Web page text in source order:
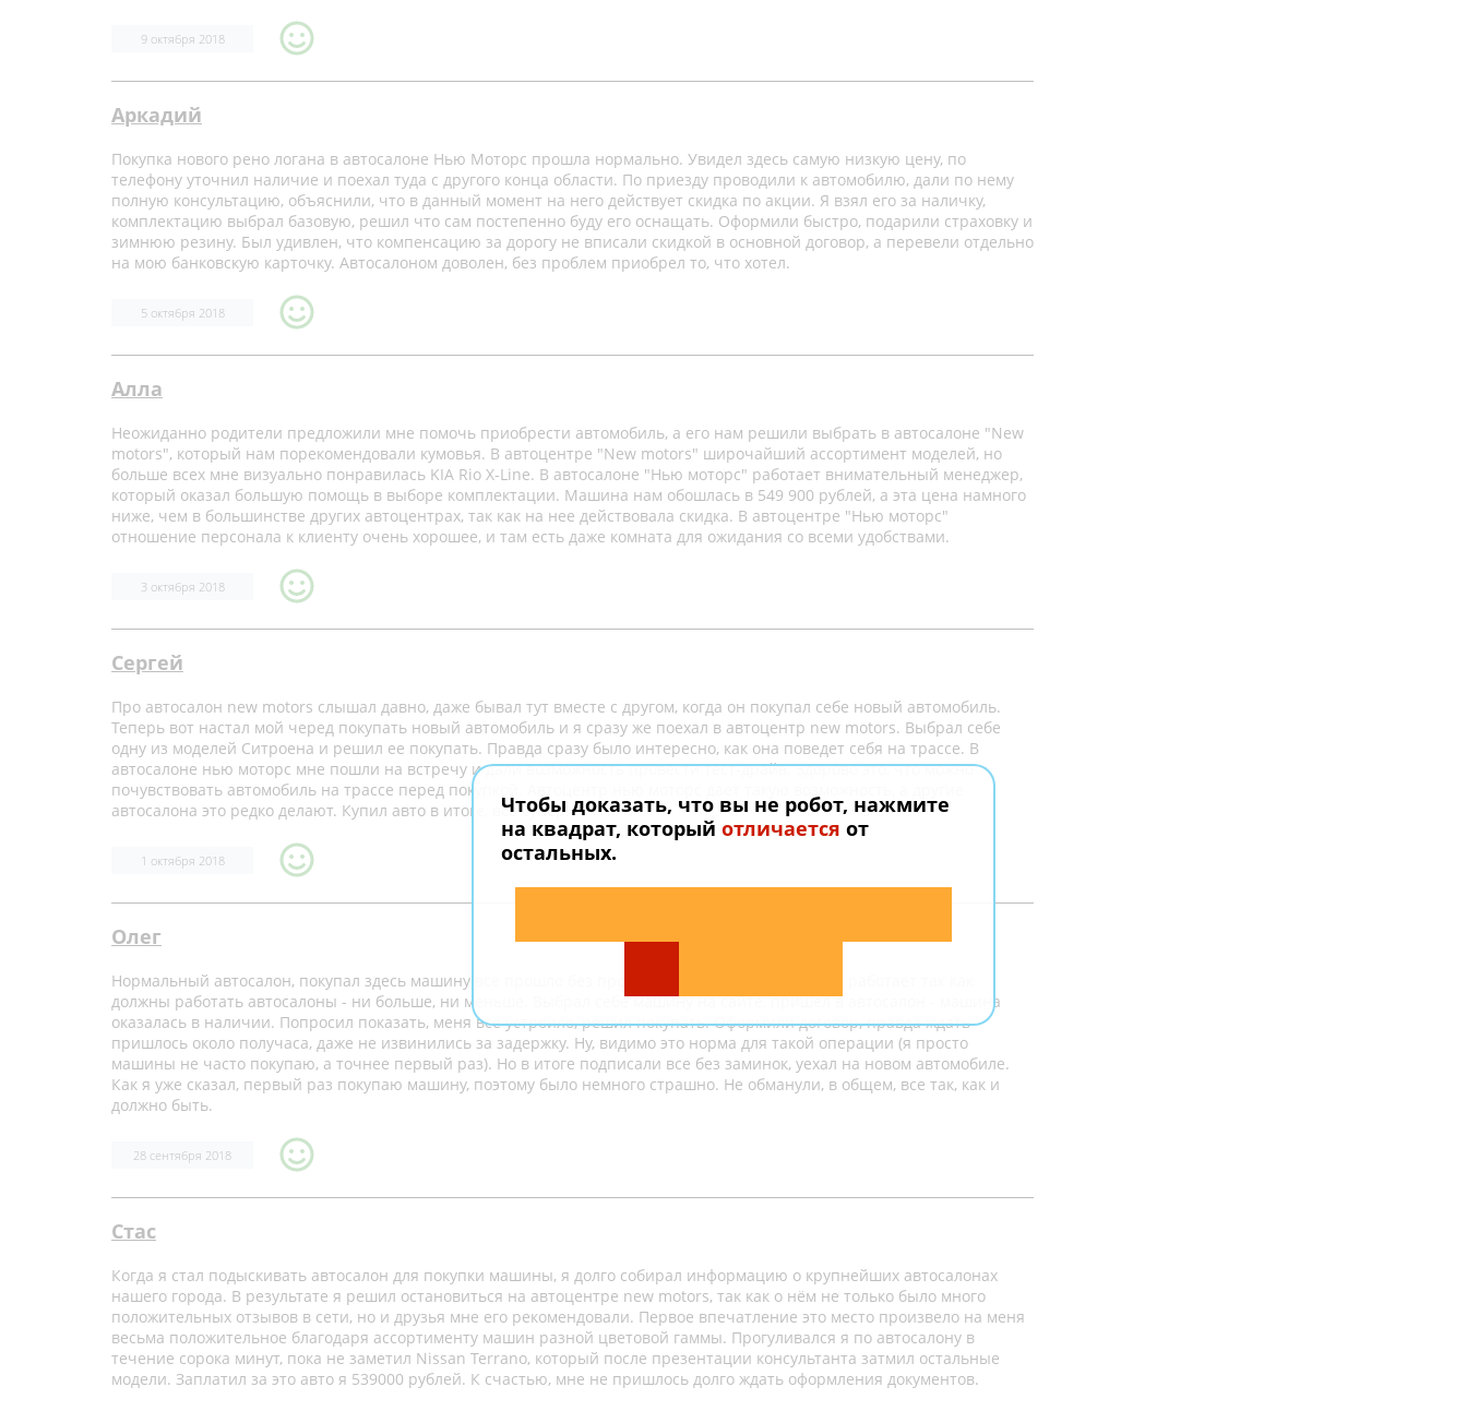
9 октября 2018
Аркадий
Покупка нового рено логана в автосалоне Нью Моторс прошла нормально. Увидел здесь самую низкую цену, по
телефону уточнил наличие и поехал туда с другого конца области. По приезду проводили к автомобилю, дали по нему
полную консультацию, объяснили, что в данный момент на него действует скидка по акции. Я взял его за наличку,
комплектацию выбрал базовую, решил что сам постепенно буду его оснащать. Оформили быстро, подарили страховку и
зимнюю резину. Был удивлен, что компенсацию за дорогу не вписали скидкой в основной договор, а перевели отдельно
на мою банковскую карточку. Автосалоном доволен, без проблем приобрел то, что хотел.
5 октября 2018
Алла
Неожиданно родители предложили мне помочь приобрести автомобиль, а его нам решили выбрать в автосалоне "New
motors", который нам порекомендовали кумовья. В автоцентре "New motors" широчайший ассортимент моделей, но
больше всех мне визуально понравилась KIA Rio X-Line. В автосалоне "Нью моторс" работает внимательный менеджер,
который оказал большую помощь в выборе комплектации. Машина нам обошлась в 549 900 рублей, а эта цена намного
ниже, чем в большинстве других автоцентрах, так как на нее действовала скидка. В автоцентре "Нью моторс"
отношение персонала к клиенту очень хорошее, и там есть даже комната для ожидания со всеми удобствами.
3 октября 2018
Сергей
Про автосалон new motors слышал давно, даже бывал тут вместе с другом, когда он покупал себе новый автомобиль.
Теперь вот настал мой черед покупать новый автомобиль и я сразу же поехал в автоцентр new motors. Выбрал себе
одну из моделей Ситроена и решил ее покупать. Правда сразу было интересно, как она поведет себя на трассе. В
автосалоне нью моторс мне пошли на встречу и дали возможность провести тест-драйв. Здорово это, что можно
почувствовать автомобиль на трассе перед покупкой. Автоцентр нью моторс дает такую возможность, а другие
автосалона это редко делают. Купил авто в итоге, все супер!
1 октября 2018
Олег
Нормальный автосалон, покупал здесь машину все прошло без проблем. Автосалон нью моторс работает так как
должны работать автосалоны - ни больше, ни меньше. Выбрал себе машину на сайте, пришел в автосалон - машина
оказалась в наличии. Попросил показать, меня все устроило, решил покупать. Оформили договор, правда ждать
пришлось около получаса, даже не извинились за задержку. Ну, видимо это норма для такой операции (я просто
машины не часто покупаю, а точнее первый раз). Но в итоге подписали все без заминок, уехал на новом автомобиле.
Как я уже сказал, первый раз покупаю машину, поэтому было немного страшно. Не обманули, в общем, все так, как и
должно быть.
28 сентября 2018
Стас
Когда я стал подыскивать автосалон для покупки машины, я долго собирал информацию о крупнейших автосалонах
нашего города. В результате я решил остановиться на автоцентре new motors, так как о нём не только было много
положительных отзывов в сети, но и друзья мне его рекомендовали. Первое впечатление это место произвело на меня
весьма положительное благодаря ассортименту машин разной цветовой гаммы. Прогуливался я по автосалону в
течение сорока минут, пока не заметил Nissan Terrano, который после презентации консультанта затмил остальные
модели. Заплатил за это авто я 539000 рублей. К счастью, мне не пришлось долго ждать оформления документов.
Чтобы доказать, что вы не робот, нажмите
на квадрат, который отличается от
остальных.